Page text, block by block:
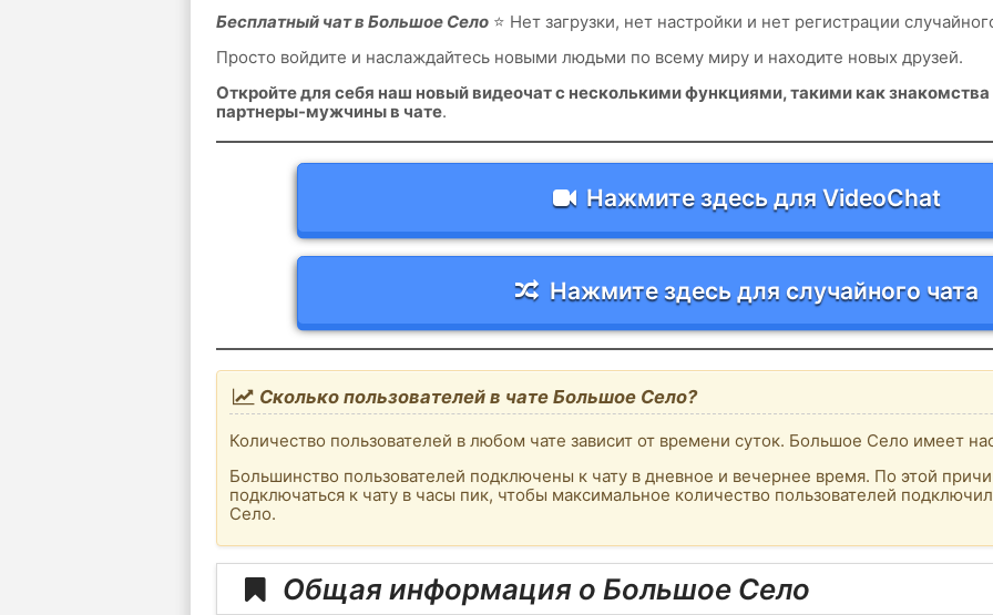
Бесплатный чат в Большое Село⭐ Нет загрузки, нет настройки и нет регистрации
Просто войдите и наслаждайтесь новыми людьми по всему миру и находите новых друзей.
Откройте для себя наш новый видеочат с несколькими функциями, такими как
партнеры-мужчины в чате.
Нажмите здесь для VideoChat
Нажмите здесь для случайного чата
Сколько пользователей в чате Большое Село?
Количество пользователей в любом чате зависит от времени суток. Большое Село имеет
Большинство пользователей подключены к чату в дневное и вечернее время. По этой
подключаться к чату в часы пик, чтобы максимальное количество пользователей
Село.
Общая информация о Большое Село